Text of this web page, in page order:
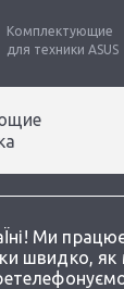
Ми
швидко,
Комплектующие
для техники ASUS
а